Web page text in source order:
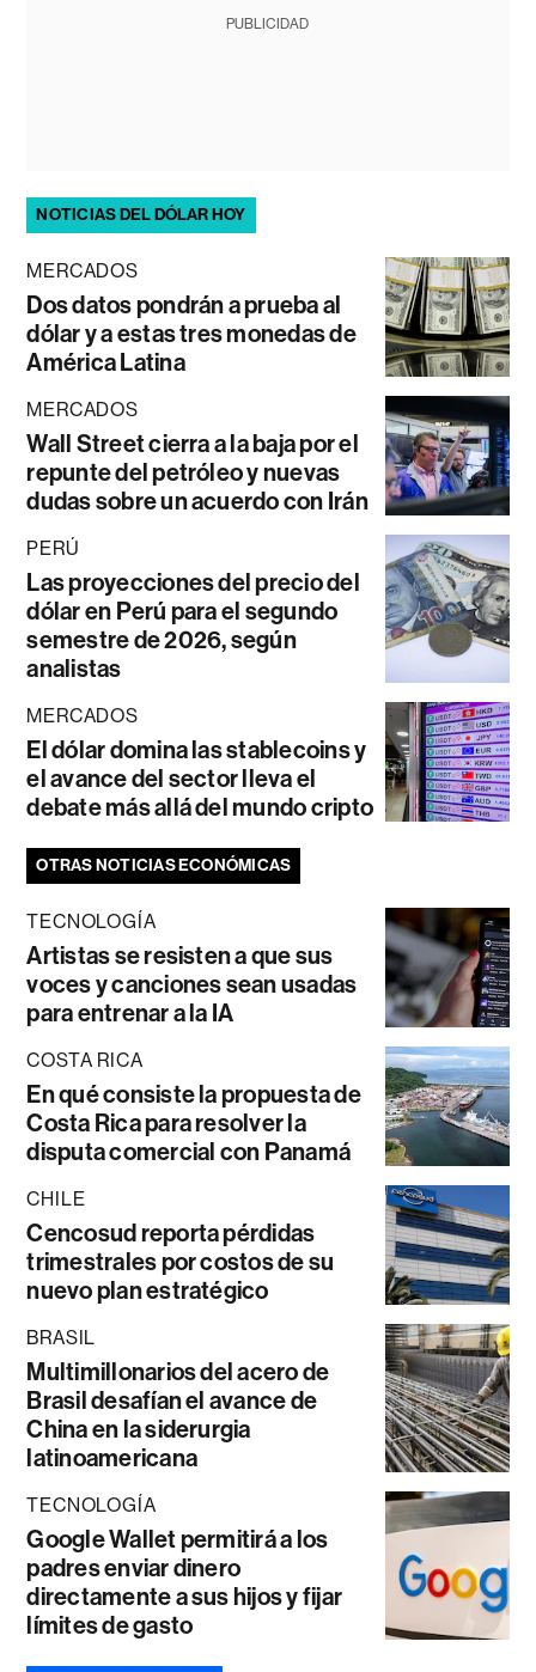
PUBLICIDAD
NOTICIAS DEL DÓLAR HOY
MERCADOS
Dos datos pondrán a prueba al
dólar y a estas tres monedas de
América Latina
MERCADOS
Wall Street cierra a la baja por el
repunte del petróleo y nuevas
dudas sobre un acuerdo con Irán
PERÚ
Las proyecciones del precio del
dólar en Perú para el segundo
semestre de 2026, según
analistas
MERCADOS
El dólar domina las stablecoins y
el avance del sector lleva el
debate más allá del mundo cripto
OTRAS NOTICIAS ECONÓMICAS
TECNOLOGÍA
Artistas se resisten a que sus
voces y canciones sean usadas
para entrenar a la IA
COSTA RICA
En qué consiste la propuesta de
Costa Rica para resolver la
disputa comercial con Panamá
CHILE
Cencosud reporta pérdidas
trimestrales por costos de su
nuevo plan estratégico
BRASIL
Multimillonarios del acero de
Brasil desafían el avance de
China en la siderurgia
latinoamericana
TECNOLOGÍA
Google Wallet permitirá a los
padres enviar dinero
directamente a sus hijos y fijar
límites de gasto